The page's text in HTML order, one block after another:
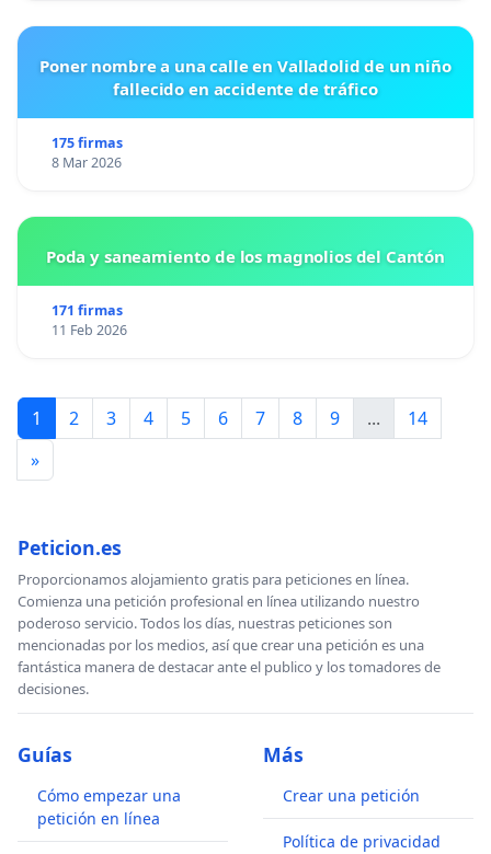
Poner nombre a una calle en Valladolid de un niño
fallecido en accidente de tráfico
175 firmas
8 Mar 2026
Poda y saneamiento de los magnolios del Cantón
171 firmas
11 Feb 2026
1 2 3 4 5 6 7 8 9 ...
14
»
Peticion.es
Proporcionamos alojamiento gratis para peticiones en línea.
Comienza una petición profesional en línea utilizando nuestro
poderoso servicio. Todos los días, nuestras peticiones son
mencionadas por los medios, así que crear una petición es una
fantástica manera de destacar ante el publico y los tomadores de
decisiones.
Guías
Cómo empezar una
petición en línea
Más
Crear una petición
Política de privacidad